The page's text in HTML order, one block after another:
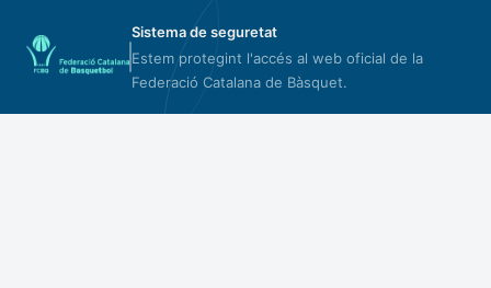
Sistema de seguretat
Estem protegint l'accés al web oficial de la
Federació Catalana de Bàsquet.